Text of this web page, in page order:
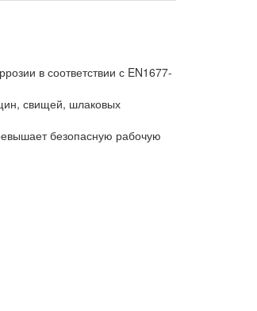
в соответствии с EN1677-
свищей, шлаковых
безопасную рабочую